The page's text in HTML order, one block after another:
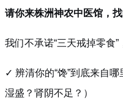
请你来株洲神农中医馆，
我们不承诺“三天戒掉零食”
✓ 辨清你的“馋”到底来自
湿盛？肾阴不足？）